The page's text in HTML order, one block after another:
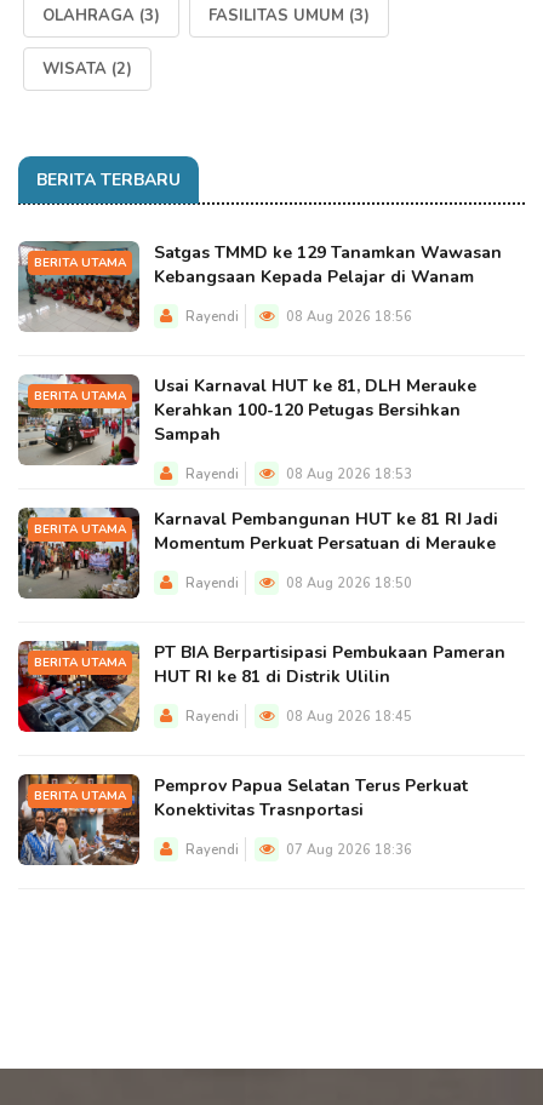
OLAHRAGA (3) FASILITAS UMUM (3)
WISATA (2)
BERITA TERBARU
BERITA UTAMA
Satgas TMMD ke 129 Tanamkan Wawasan
Kebangsaan Kepada Pelajar di Wanam
Rayendi 08 Aug 2026 18:56
BERITA UTAMA
Usai Karnaval HUT ke 81, DLH Merauke
Kerahkan 100-120 Petugas Bersihkan
Sampah
Rayendi 08 Aug 2026 18:53
BERITA UTAMA
Karnaval Pembangunan HUT ke 81 RI Jadi
Momentum Perkuat Persatuan di Merauke
Rayendi 08 Aug 2026 18:50
BERITA UTAMA
PT BIA Berpartisipasi Pembukaan Pameran
HUT RI ke 81 di Distrik Ulilin
Rayendi 08 Aug 2026 18:45
BERITA UTAMA
Pemprov Papua Selatan Terus Perkuat
Konektivitas Trasnportasi
Rayendi 07 Aug 2026 18:36